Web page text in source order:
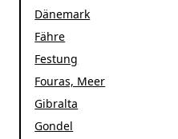
Dänemark
Fähre
Festung
Fouras, Meer
Gibralta
Gondel